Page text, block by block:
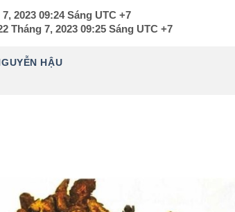
2023 09:24 Sáng UTC +7
Tháng 7, 2023 09:25 Sáng UTC +7
HẬU